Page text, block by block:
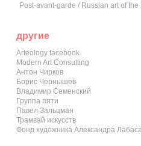
Post-avant-garde / Russian art of
другие
Arteology facebook
Modern Art Consulting
Антон Чирков
Борис Чернышев
Владимир Семенский
Группа пяти
Павел Зальцман
Трамвай искусств
Фонд художника Александра Лабаса